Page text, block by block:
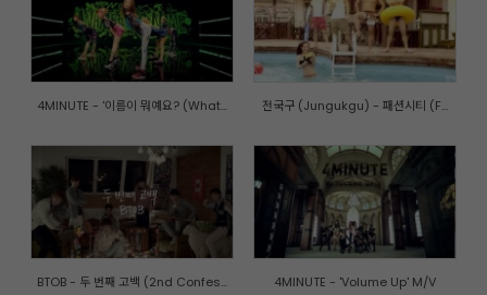
4MINUTE - '이름이 뭐예요? (What... 전국구 (Jungukgu) - 패션시티 (F...
BTOB - 두 번째 고백 (2nd Confes... 4MINUTE - 'Volume Up' M/V